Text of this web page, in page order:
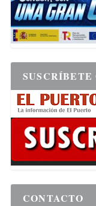
SUSCRÍBETE
CONTACTO